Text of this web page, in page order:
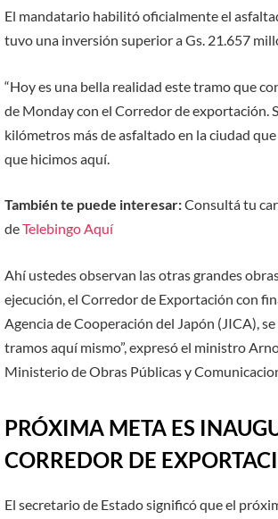
El mandatario habilitó oficialmente el
tuvo una inversión superior a Gs. 21.657
“Hoy es una bella realidad este tramo que
de Monday con el Corredor de exportación.
kilómetros más de asfaltado en la ciudad
que hicimos aquí.
También te puede interesar:Consultá tu
deTelebingoAquí
Ahí ustedes observan las otras grandes
ejecución, el Corredor de Exportación con
Agencia de Cooperación del Japón (JICA),
tramos aquí mismo”, expresó el ministro
Ministerio de Obras Públicas y
PRÓXIMA META ES
CORREDOR DE
El secretario de Estado significó que el